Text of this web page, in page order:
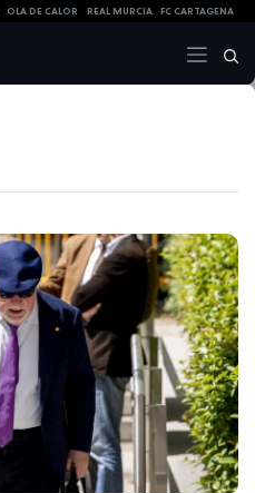
OLA DE CALOR REAL MURCIA FC CARTAGENA